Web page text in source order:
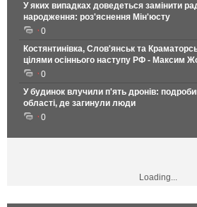
У яких випадках доведеться замінити
народження: роз'яснення Мін'юсту
0
Костянтинівка, Слов'янськ та
цілями осіннього наступу РФ - Максим
0
У будинок влучили п'ять дронів:
області, де загинули люди
0
Loading...